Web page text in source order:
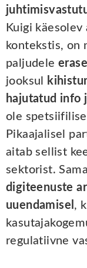
Kuigi
kontekstis, on
paljudele
jooksul
hajutatud info
ole
Pikaajalisel
aitab sellist
sektorist.
digiteenuste
uuendamisel ,
regulatiivne